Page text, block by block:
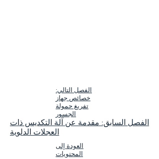
الفصل التالي:
خصائص جهاز
تفريغ حمولة
الجسور
الفصل السابق: مقدمة عن آلة التكديس ذات
العجلات الدلوية
العودة إلى
المحتويات